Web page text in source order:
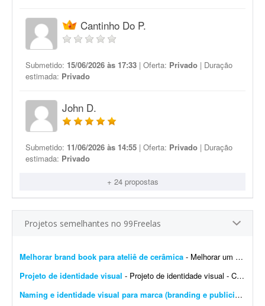
Cantinho Do P.
Submetido: 15/06/2026 às 17:33 | Oferta: Privado | Duração
estimada: Privado
John D.
Submetido: 11/06/2026 às 14:55 | Oferta: Privado | Duração
estimada: Privado
+ 24 propostas
Projetos semelhantes no 99Freelas
Melhorar brand book para ateliê de cerâmica - Melhorar um brand book existente para um ateliê de cerâmica, além de toda a parte de papelaria; por exemplo: - Essência da marca - Propósito - Missão - Vis&a...
Projeto de identidade visual - Projeto de identidade visual - CJ Gonçalves 1. Sobre o projeto Estamos desenvolvendo a nova identidade visual da CJ Gonçalves, uma empresa do segmento imobiliário que atua co...
Naming e identidade visual para marca (branding e publicidade)